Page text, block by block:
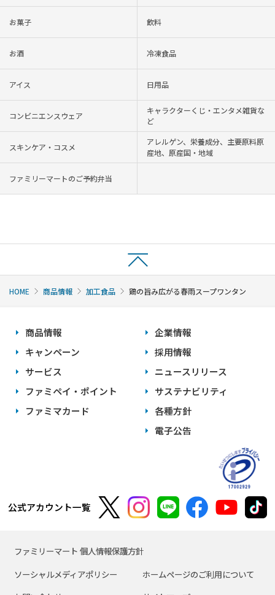
お菓子 飲料
お酒 冷凍食品
アイス 日用品
コンビニエンスウェア
キャラクターくじ・エンタメ雑貨な
ど
スキンケア・コスメ
アレルゲン、栄養成分、主要原料原
産地、原産国・地域
ファミリーマートのご予約弁当
HOME 商品情報 加工食品 鶏の旨み広がる春雨スープワンタン
商品情報
キャンペーン
サービス
ファミペイ・ポイント
ファミマカード
企業情報
採用情報
ニュースリリース
サステナビリティ
各種方針
電子公告
公式アカウント一覧
ファミリーマート 個人情報保護方針
ソーシャルメディアポリシー
ホームページのご利用について